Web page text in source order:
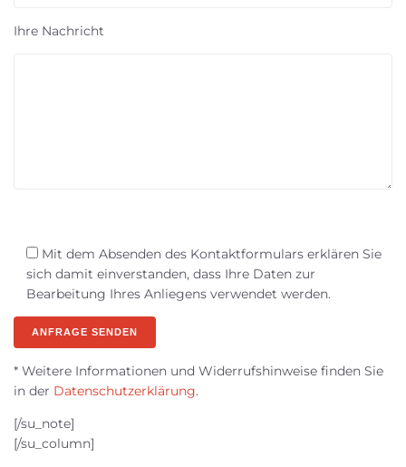
Ihre Nachricht
l
e
d
i
e
s
e
d
Mit dem Absenden des Kontaktformulars erklären Sie
sich damit einverstanden, dass Ihre Daten zur
Bearbeitung Ihres Anliegens verwendet werden.
* Weitere Informationen und Widerrufshinweise finden Sie
in der Datenschutzerklärung.
[/su_note]
[/su_column]